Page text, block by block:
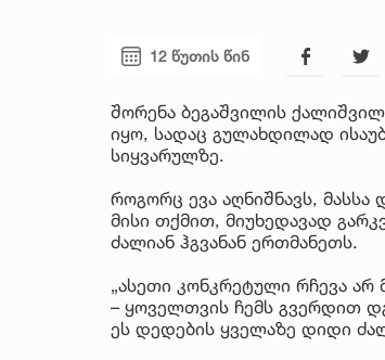
12 წუთის წინ
შორენა ბეგაშვილის
იყო, სადაც გულახდილად
სიყვარულზე.
როგორც ევა აღნიშნავს, მასსა
მისი თქმით, მიუხედავად
ძალიან ჰგვანან ერთმანეთს.
„ასეთი კონკრეტული რჩევა არ
– ყოველთვის ჩემს გვერდით
ეს დედების ყველაზე დიდი